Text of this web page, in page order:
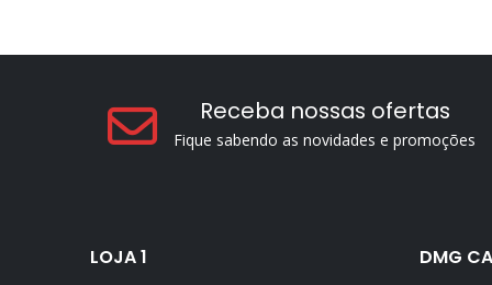
Receba nossas ofertas
Fique sabendo as novidades e promoções
LOJA 1 DMG